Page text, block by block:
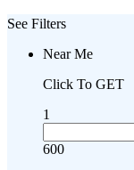
See Filters
Near Me
Click To GET
1
600